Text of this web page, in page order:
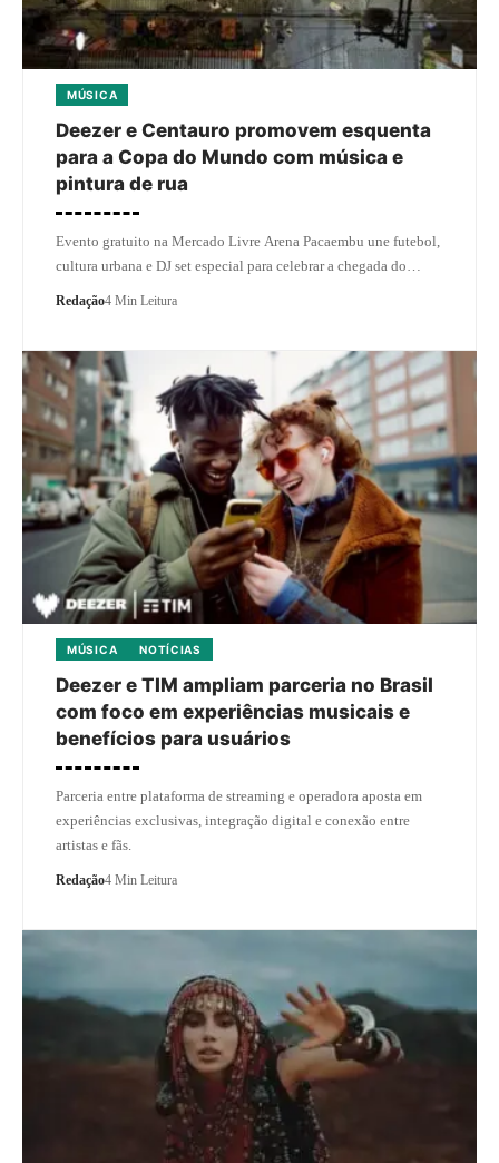
MÚSICA
Deezer e Centauro promovem esquenta
para a Copa do Mundo com música e
pintura de rua
Evento gratuito na Mercado Livre Arena Pacaembu une futebol,
cultura urbana e DJ set especial para celebrar a chegada do…
Redação4 Min Leitura
MÚSICA NOTÍCIAS
Deezer e TIM ampliam parceria no Brasil
com foco em experiências musicais e
benefícios para usuários
Parceria entre plataforma de streaming e operadora aposta em
experiências exclusivas, integração digital e conexão entre
artistas e fãs.
Redação4 Min Leitura